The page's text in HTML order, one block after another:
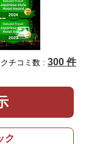
クチコミ数 : 300 件
ク